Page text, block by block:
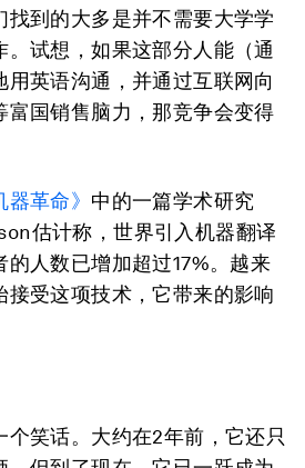
找到的大多是并不需要大学学
。试想，如果这部分人能（通
英语沟通，并通过互联网向
富国销售脑力，那竞争会变得
器革命》 中的一篇学术研究
估计称，世界引入机器翻译
的人数已增加超过17%。越来
接受这项技术，它带来的影响
个笑话。大约在2年前，它还只